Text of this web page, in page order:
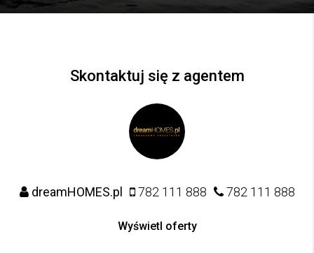
Skontaktuj się z agentem
dreamHOMES.pl 782 111 888 782 111 888
Wyświetl oferty